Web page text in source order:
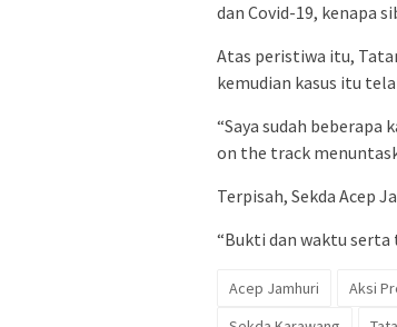
dan Covid-19, kenapa
Atas peristiwa itu,
kemudian kasus itu
“Saya sudah
on the track
Terpisah, Sekda Acep
“Bukti dan waktu serta
Acep Jamhuri Aksi